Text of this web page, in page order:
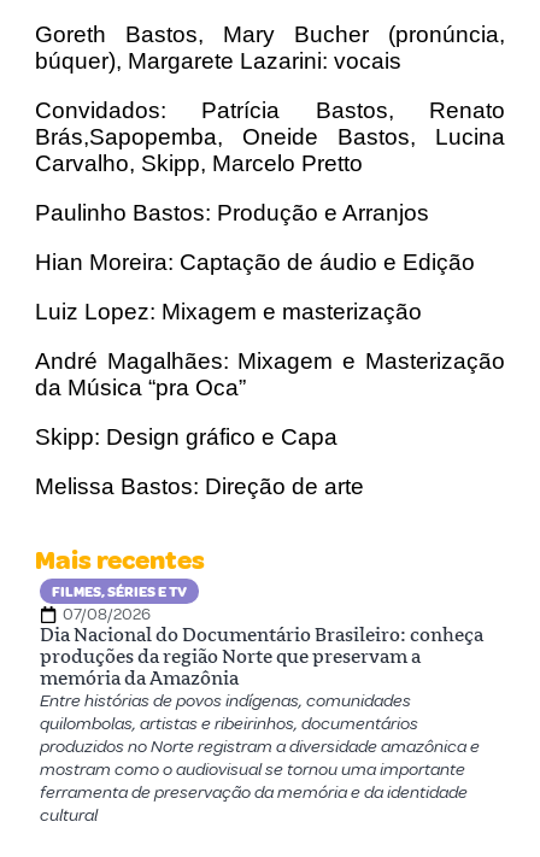
Goreth Bastos, Mary Bucher (pronúncia,
búquer), Margarete Lazarini: vocais
Convidados: Patrícia Bastos, Renato
Brás,Sapopemba, Oneide Bastos, Lucina
Carvalho, Skipp, Marcelo Pretto
Paulinho Bastos: Produção e Arranjos
Hian Moreira: Captação de áudio e Edição
Luiz Lopez: Mixagem e masterização
André Magalhães: Mixagem e Masterização
da Música “pra Oca”
Skipp: Design gráfico e Capa
Melissa Bastos: Direção de arte
Mais recentes
FILMES, SÉRIES E TV
07/08/2026
Dia Nacional do Documentário Brasileiro: conheça
produções da região Norte que preservam a
memória da Amazônia
Entre histórias de povos indígenas, comunidades
quilombolas, artistas e ribeirinhos, documentários
produzidos no Norte registram a diversidade amazônica e
mostram como o audiovisual se tornou uma importante
ferramenta de preservação da memória e da identidade
cultural